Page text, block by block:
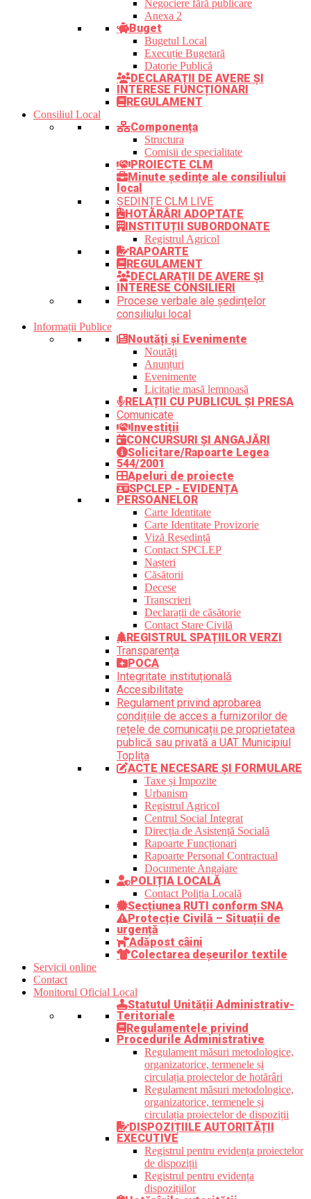
Negociere fără publicare
Anexa 2
Buget
Bugetul Local
Execuție Bugetară
Datorie Publică
DECLARAȚII DE AVERE ȘI
INTERESE FUNCȚIONARI
REGULAMENT
Consiliul Local
Componența
Structura
Comisii de specialitate
PROIECTE CLM
Minute ședințe ale consiliului
local
ȘEDINȚE CLM LIVE
HOTĂRÂRI ADOPTATE
INSTITUȚII SUBORDONATE
Registrul Agricol
RAPOARTE
REGULAMENT
DECLARAȚII DE AVERE ȘI
INTERESE CONSILIERI
Procese verbale ale ședințelor
consiliului local
Informații Publice
Noutăți și Evenimente
Noutăți
Anunțuri
Evenimente
Licitație masă lemnoasă
RELAȚII CU PUBLICUL ȘI PRESA
Comunicate
Investiții
CONCURSURI ȘI ANGAJĂRI
Solicitare/Rapoarte Legea
544/2001
Apeluri de proiecte
SPCLEP - EVIDENȚA
PERSOANELOR
Carte Identitate
Carte Identitate Provizorie
Viză Reședință
Contact SPCLEP
Nașteri
Căsătorii
Decese
Transcrieri
Declarații de căsătorie
Contact Stare Civilă
REGISTRUL SPAȚIILOR VERZI
Transparența
POCA
Integritate instituțională
Accesibilitate
Regulament privind aprobarea
condițiile de acces a furnizorilor de
rețele de comunicații pe proprietatea
publică sau privată a UAT Municipiul
Toplița
ACTE NECESARE ȘI FORMULARE
Taxe și Impozite
Urbanism
Registrul Agricol
Centrul Social Integrat
Direcția de Asistență Socială
Rapoarte Funcționari
Rapoarte Personal Contractual
Documente Angajare
POLIȚIA LOCALĂ
Contact Poliția Locală
Secțiunea RUTI conform SNA
Protecție Civilă – Situații de
urgență
Adăpost câini
Colectarea deșeurilor textile
Servicii online
Contact
Monitorul Oficial Local
Statutul Unității Administrativ-
Teritoriale
Regulamentele privind
Procedurile Administrative
Regulament măsuri metodologice,
organizatorice, termenele și
circulația proiectelor de hotărâri
Regulament măsuri metodologice,
organizatorice, termenele și
circulația proiectelor de dispoziții
DISPOZIȚIILE AUTORITĂȚII
EXECUTIVE
Registrul pentru evidența proiectelor
de dispoziții
Registrul pentru evidența
dispozițiilor